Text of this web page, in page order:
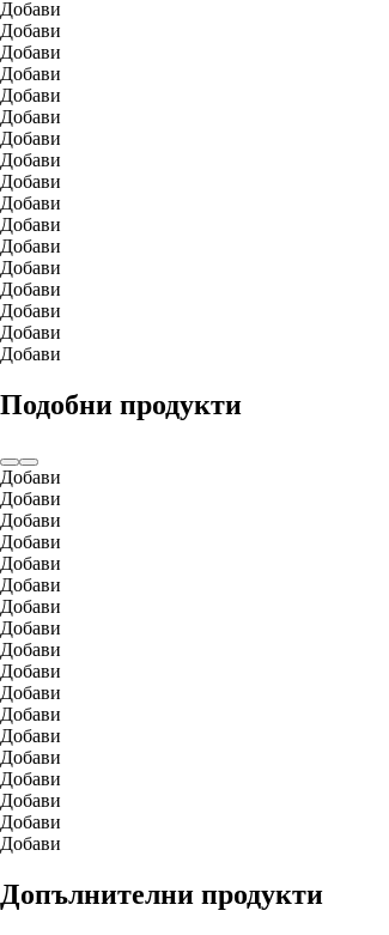
Добави
Добави
Добави
Добави
Добави
Добави
Добави
Добави
Добави
Добави
Добави
Добави
Добави
Добави
Добави
Добави
Добави
Подобни продукти
Добави
Добави
Добави
Добави
Добави
Добави
Добави
Добави
Добави
Добави
Добави
Добави
Добави
Добави
Добави
Добави
Добави
Добави
Допълнителни продукти